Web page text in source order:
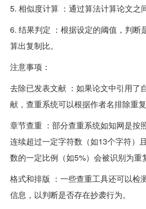
5. 相似度计算 ：通过算法计算论文之
6. 结果判定 ：根据设定的阈值，判断
算出复制比。
注意事项：
去除已发表文献 ：如果论文中引用了
献，查重系统可以根据作者名排除重复
章节查重 ：部分查重系统如知网是按
连续超过一定字符数（如13个字符）
数的一定比例（如5%）会被识别为重
格式和排版 ：一些查重工具还可以检
信息，以判断是否存在抄袭行为。